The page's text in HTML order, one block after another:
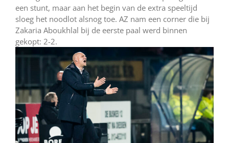
een stunt, maar aan het begin van de extra speeltijd
sloeg het noodlot alsnog toe. AZ nam een corner die bij
Zakaria Aboukhlal bij de eerste paal werd binnen
gekopt: 2-2.